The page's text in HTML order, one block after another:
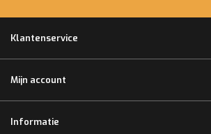
Klantenservice
Mijn account
Informatie